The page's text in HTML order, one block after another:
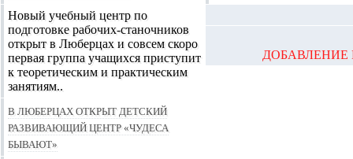
ДОБАВЛЕНИЕ
Новый учебный центр по
подготовке рабочих-станочников
открыт в Люберцах и совсем скоро
первая группа учащихся приступит
к теоретическим и практическим
занятиям..
В Люберцах открыт детский
развивающий центр «Чудеса
бывают»